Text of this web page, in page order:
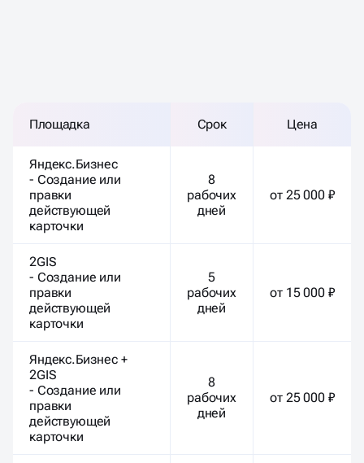
РАЗМЕЩЕНИЕ БЕЗ ТЕКСТА
Площадка Срок Цена
Яндекс.Бизнес
- Создание или
правки
действующей
карточки
8
рабочих
дней
от 25 000 ₽
2GIS
- Создание или
правки
действующей
карточки
5
рабочих
дней
от 15 000 ₽
Яндекс.Бизнес +
2GIS
- Создание или
правки
действующей
карточки
8
рабочих
дней
от 25 000 ₽